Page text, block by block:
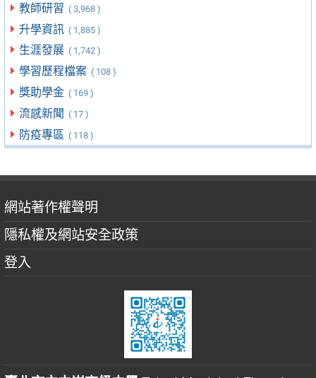
教師研習 ( 3,968 )
升學資訊 ( 1,885 )
生涯發展 ( 1,742 )
學習歷程檔案 ( 108 )
獎助學金 ( 169 )
流感新聞 ( 17 )
防疫專區 ( 118 )
網站著作權聲明
隱私權及網站安全政策
登入